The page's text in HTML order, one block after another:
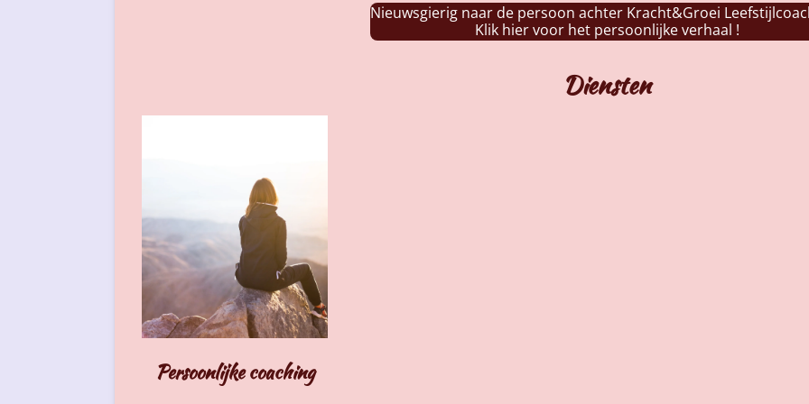
Nieuwsgierig naar de persoon achter Kracht&Groei
Klik hier voor het persoonlijke verhaal !
Diensten
Persoonlijke coaching